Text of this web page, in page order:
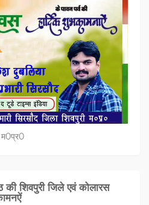
म0प्र0
की शिवपुरी जिले एवं कोलारस